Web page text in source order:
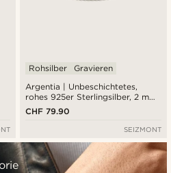
Argentia | Unbeschichtetes,
rohes 925er Sterlingsilber, 2 mm,
Panzerkette, Armband
Rohsilber Gravieren
CHF 79.90
SEIZMONT